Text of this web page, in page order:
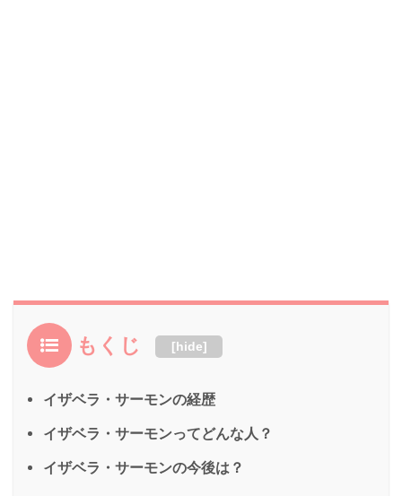
もくじ [hide]
イザベラ・サーモンの経歴
イザベラ・サーモンってどんな人？
イザベラ・サーモンの今後は？